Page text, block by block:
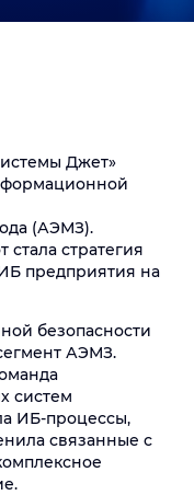
Джет»
(АЭМЗ).
стратегия
предприятия на
безопасности
АЭМЗ.
систем
ИБ-процессы,
связанные с